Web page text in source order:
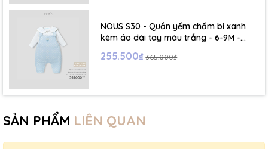
NOUS S30 - Quần yếm chấm bi xanh
kèm áo dài tay màu trắng - 6-9M -
255.500₫ 365.000₫
SẢN PHẨM LIÊN QUAN